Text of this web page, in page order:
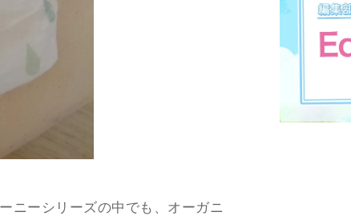
ニーシリーズの中でも、オーガニ